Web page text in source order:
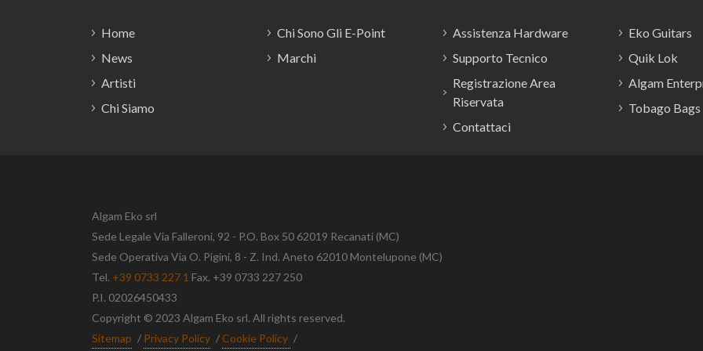
Home
News
Artisti
Chi Siamo
Chi Sono Gli E-Point
Marchi
Assistenza Hardware
Supporto Tecnico
Registrazione Area
Riservata
Contattaci
Eko Guitars
Quik Lok
Algam
Tobago Bags
Algam Eko srl
Sede Legale Via Falleroni, 92 - P.O. Box 50 62019 Recanati (MC)
Sede Operativa Via O. Pigini, 8 - Z. Ind. Aneto 62010 Montelupone (MC)
Tel. +39 0733 227 1 Fax. +39 0733 227 250
P.I. 02026450433
Copyright © 2023 Algam Eko srl. All rights reserved.
Sitemap / Privacy Policy / Cookie Policy /